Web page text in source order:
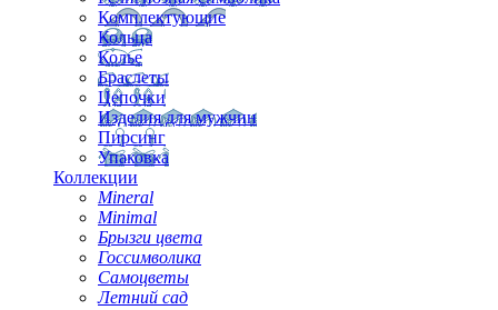
Комплектующие
Кольца
Колье
Браслеты
Цепочки
Изделия для мужчин
Пирсинг
Упаковка
Коллекции
Mineral
Minimal
Брызги цвета
Госсимволика
Самоцветы
Летний сад